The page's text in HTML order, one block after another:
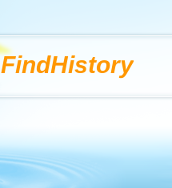
FindHistory